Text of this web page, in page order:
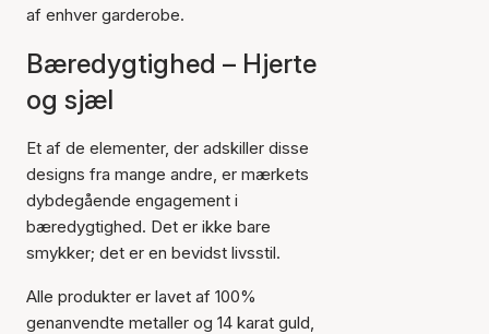
af enhver garderobe.
Bæredygtighed – Hjerte
og sjæl
Et af de elementer, der adskiller disse
designs fra mange andre, er mærkets
dybdegående engagement i
bæredygtighed. Det er ikke bare
smykker; det er en bevidst livsstil.
Alle produkter er lavet af 100%
genanvendte metaller og 14 karat guld,